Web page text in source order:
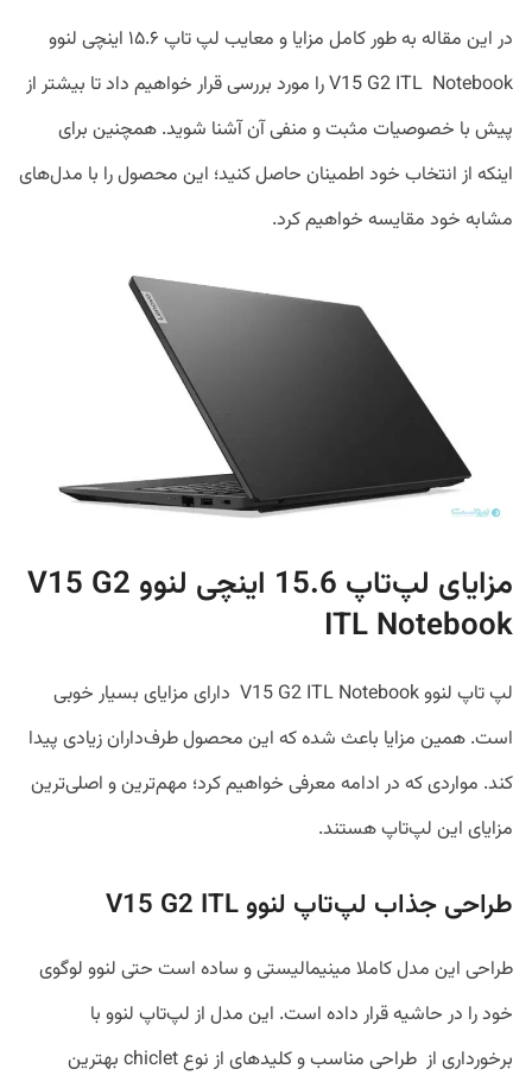
در این مقاله به طور کامل مزایا و معایب لپ ‌تاپ ۱۵.۶ اینچی لنوو
V15 G2 ITL Notebook را مورد بررسی قرار خواهیم داد تا بیشتر از
پیش با خصوصیات مثبت و منفی آن آشنا شوید. همچنین برای
اینکه از انتخاب خود اطمینان حاصل کنید؛ این محصول را با مدل‌های
مشابه خود مقایسه خواهیم کرد.
مزایای لپ‌تاپ 15.6 اینچی لنوو V15 G2
ITL Notebook
لپ تاپ لنوو V15 G2 ITL Notebook دارای مزایای بسیار خوبی
است. همین مزایا باعث شده که این محصول طرف‌داران زیادی پیدا
کند. مواردی که در ادامه معرفی خواهیم کرد؛ مهم‌ترین و اصلی‌ترین
مزایای این لپ‌تاپ هستند.
طراحی جذاب لپ‌تاپ لنوو V15 G2 ITL
طراحی این مدل کاملا مینیمالیستی و ساده است حتی لنوو لوگوی
خود را در حاشیه قرار داده است. این مدل از لپ‌تاپ لنوو با
برخورداری از طراحی مناسب و کلیدهای از نوع chiclet بهترین